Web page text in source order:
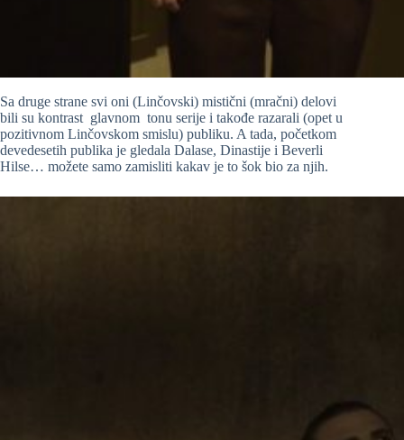
Sa druge strane svi oni (Linčovski) mistični (mračni) delovi
bili su kontrast glavnom tonu serije i takođe razarali (opet u
pozitivnom Linčovskom smislu) publiku. A tada, početkom
devedesetih publika je gledala Dalase, Dinastije i Beverli
Hilse… možete samo zamisliti kakav je to šok bio za njih.